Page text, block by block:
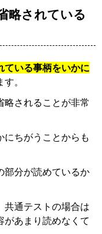
略されている
ている事柄をいかに
。
略されることが非常
にちがうことからも
部分が読めているか
共通テストの場合は
があまり読めなくて